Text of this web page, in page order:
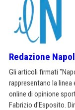
Redazione
Gli articoli firmati
rappresentano la
online di opinione
Fabrizio d'Esposito.